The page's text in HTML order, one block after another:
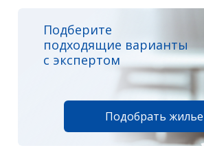
Подберите
подходящие варианты
с экспертом
Подобрать жилье